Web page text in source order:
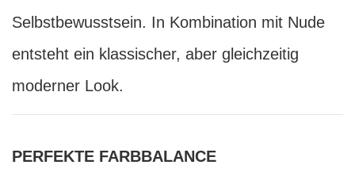
Selbstbewusstsein. In Kombination mit Nude
entsteht ein klassischer, aber gleichzeitig
moderner Look.
PERFEKTE FARBBALANCE